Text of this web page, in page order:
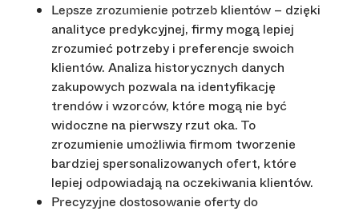
Lepsze zrozumienie potrzeb klientów – dzięki
analityce predykcyjnej, firmy mogą lepiej
zrozumieć potrzeby i preferencje swoich
klientów. Analiza historycznych danych
zakupowych pozwala na identyfikację
trendów i wzorców, które mogą nie być
widoczne na pierwszy rzut oka. To
zrozumienie umożliwia firmom tworzenie
bardziej spersonalizowanych ofert, które
lepiej odpowiadają na oczekiwania klientów.
Precyzyjne dostosowanie oferty do